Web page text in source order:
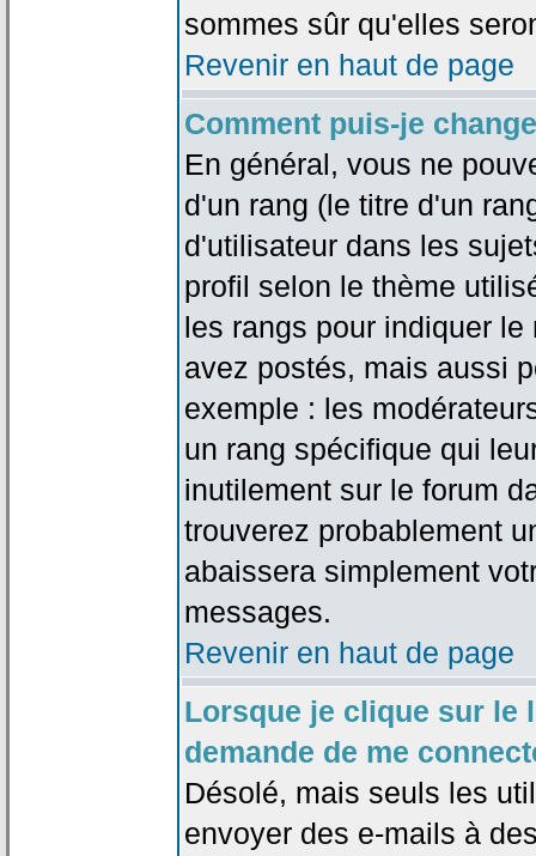
sommes sûr qu'elles
Revenir en haut de page
Comment puis-je
En général, vous ne
d'un rang (le titre d'un
d'utilisateur dans les
profil selon le thème
les rangs pour indiquer
avez postés, mais aussi
exemple : les
un rang spécifique qui
inutilement sur le forum
trouverez probablement
abaissera simplement
messages.
Revenir en haut de page
Lorsque je clique sur le
demande de me
Désolé, mais seuls les
envoyer des e-mails à